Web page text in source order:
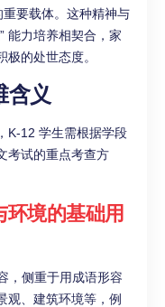
重要载体。这种精神与
能力培养相契合，家
的处世态度。
含义
K-12 学生需根据学段
考试的重点考查方
境的基础用
，侧重于用成语形容
观、建筑环境等，例